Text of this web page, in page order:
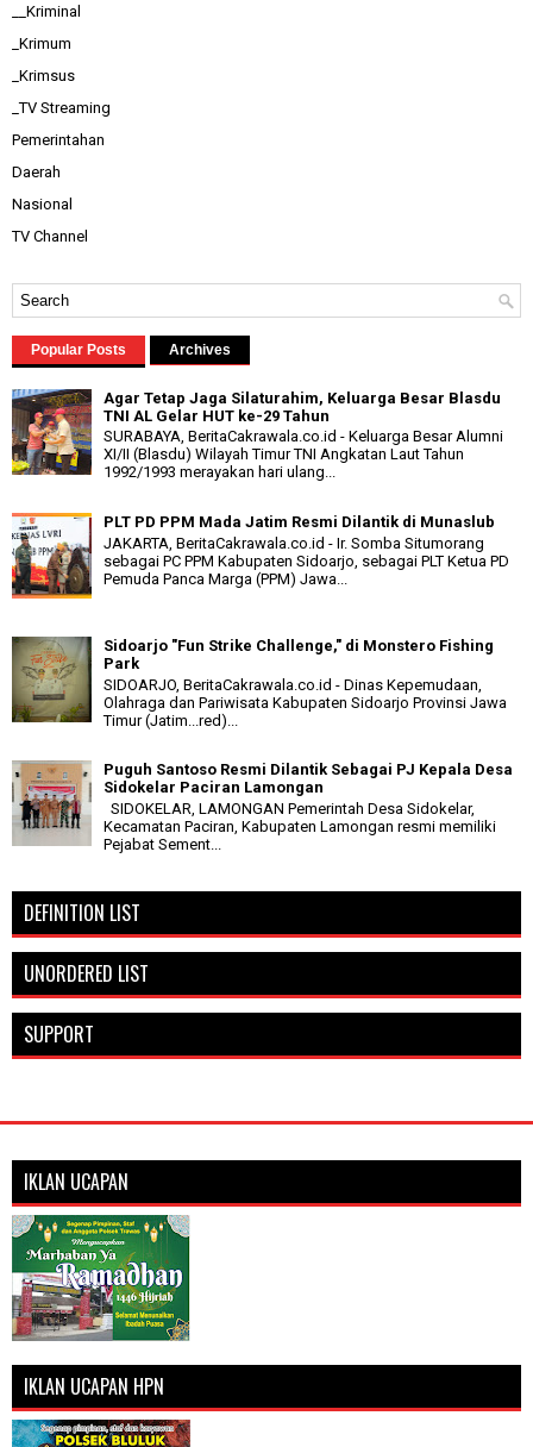
__Kriminal
_Krimum
_Krimsus
_TV Streaming
Pemerintahan
Daerah
Nasional
TV Channel
Popular Posts Archives
Agar Tetap Jaga Silaturahim, Keluarga Besar Blasdu
TNI AL Gelar HUT ke-29 Tahun
SURABAYA, BeritaCakrawala.co.id - Keluarga Besar Alumni
XI/II (Blasdu) Wilayah Timur TNI Angkatan Laut Tahun
1992/1993 merayakan hari ulang...
PLT PD PPM Mada Jatim Resmi Dilantik di Munaslub
JAKARTA, BeritaCakrawala.co.id - Ir. Somba Situmorang
sebagai PC PPM Kabupaten Sidoarjo, sebagai PLT Ketua PD
Pemuda Panca Marga (PPM) Jawa...
Sidoarjo "Fun Strike Challenge," di Monstero Fishing
Park
SIDOARJO, BeritaCakrawala.co.id - Dinas Kepemudaan,
Olahraga dan Pariwisata Kabupaten Sidoarjo Provinsi Jawa
Timur (Jatim...red)...
Puguh Santoso Resmi Dilantik Sebagai PJ Kepala Desa
Sidokelar Paciran Lamongan
SIDOKELAR, LAMONGAN Pemerintah Desa Sidokelar,
Kecamatan Paciran, Kabupaten Lamongan resmi memiliki
Pejabat Sement...
DEFINITION LIST
UNORDERED LIST
SUPPORT
IKLAN UCAPAN
IKLAN UCAPAN HPN